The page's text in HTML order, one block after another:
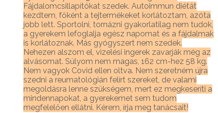
Fájdalomcsillapítókat szedek. Autoimmun diétát
kezdtem, főként a tejtermékeket korlátoztam, azóta
jobb lett. Sportolni, tornázni gyakorlatilag nem tudok,
a gyerekem lefoglalja egész napomat és a fájdalmak
is korlátoznak. Más gyógyszert nem szedek.
Nehezen alszom el, vizelési ingerek zavarják még az
alvásomat. Súlyom nem magas, 162 cm-hez 58 kg.
Nem vagyok Covid ellen oltva. Nem szeretném újra
szedni a reumatológián felírt szereket, de valami
megoldásra lenne szükségem, mert ez megkeseríti a
mindennapokat, a gyerekemet sem tudom
megfelelően ellátni. Kérem, írja meg tanácsait!